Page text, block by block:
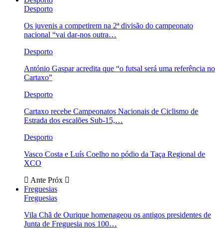
Desporto
Os juvenis a competirem na 2ª divisão do campeonato
nacional “vai dar-nos outra…
Desporto
António Gaspar acredita que “o futsal será uma referência no
Cartaxo”
Desporto
Cartaxo recebe Campeonatos Nacionais de Ciclismo de
Estrada dos escalões Sub-15,…
Desporto
Vasco Costa e Luís Coelho no pódio da Taça Regional de
XCO
Ante Próx
Freguesias
Freguesias
Vila Chã de Ourique homenageou os antigos presidentes de
Junta de Freguesia nos 100…